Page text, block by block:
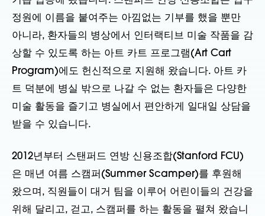
정원에 이름을 붙여주는 아낌없는 기부를 했을 뿐만
아니라, 환자들의 병상에서 인터랙티브 미술 작품을 감
상할 수 있도록 하는 아트 카트 프로그램(Art Cart
Program)에도 헌신적으로 지원해 왔습니다. 아트 카
트 덕분에 병실 밖으로 나갈 수 없는 환자들은 다양한
미술 활동을 즐기고 병실에서 편안하게 일대일 상담을
받을 수 있습니다.
2012년부터 스탠퍼드 연방 신용조합(Stanford FCU)
은 매년 여름 스캠퍼(Summer Scamper)를 후원해
왔으며, 직원들이 대거 팀을 이루어 어린이들의 건강을
위해 달리고, 걷고, 스캠퍼를 하는 활동을 펼쳐 왔습니